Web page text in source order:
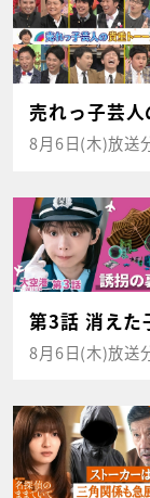
売れっ子芸
8月6日(木)放送
第3話 消えた
8月6日(木)放送